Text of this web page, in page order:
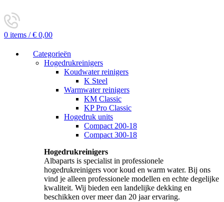
0 items / € 0,00
Categorieën
Hogedrukreinigers
Koudwater reinigers
K Steel
Warmwater reinigers
KM Classic
KP Pro Classic
Hogedruk units
Compact 200-18
Compact 300-18
Hogedrukreinigers
Albaparts is specialist in professionele
hogedrukreinigers voor koud en warm water. Bij ons
vind je alleen professionele modellen en echte degelijke
kwaliteit. Wij bieden een landelijke dekking en
beschikken over meer dan 20 jaar ervaring.